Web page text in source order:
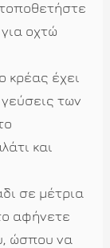
οχτώ
κρέας έχει
γεύσεις των
και
σε μέτρια
αφήνετε
ώσπου να